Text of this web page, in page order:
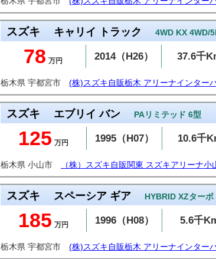
スズキ キャリイ トラック 4WD KX 4WD/
78 万円 2014（H26） 37.6千
栃木県 宇都宮市 (株)スズキ自販栃木 アリーナインター
スズキ エブリイ バン PAリミテッド 6型
125 万円 1995（H07） 10.6千
栃木県 小山市 （株）スズキ自販関東 スズキアリーナ小
スズキ スペーシア ギア HYBRID XZター
185 万円 1996（H08） 5.6千
栃木県 宇都宮市 (株)スズキ自販栃木 アリーナインター